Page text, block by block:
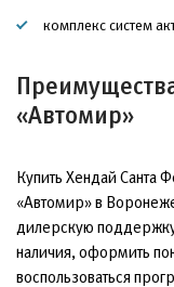
комплекс систем
«Автомир»
Купить Хендай Санта
«Автомир» в
дилерскую
наличия, оформить
воспользоваться